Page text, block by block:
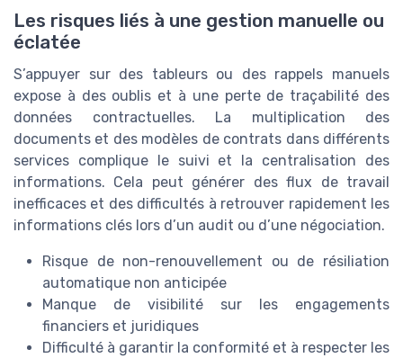
Les risques liés à une gestion manuelle ou
éclatée
S’appuyer sur des tableurs ou des rappels manuels
expose à des oublis et à une perte de traçabilité des
données contractuelles. La multiplication des
documents et des modèles de contrats dans différents
services complique le suivi et la centralisation des
informations. Cela peut générer des flux de travail
inefficaces et des difficultés à retrouver rapidement les
informations clés lors d’un audit ou d’une négociation.
Risque de non-renouvellement ou de résiliation
automatique non anticipée
Manque de visibilité sur les engagements
financiers et juridiques
Difficulté à garantir la conformité et à respecter les